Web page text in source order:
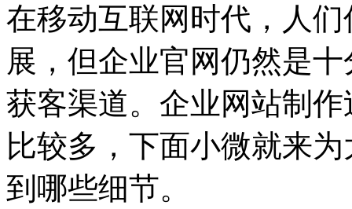
在移动互联网时代，人
展，但企业官网仍然是
获客渠道。企业网站制
比较多，下面小微就来
到哪些细节。